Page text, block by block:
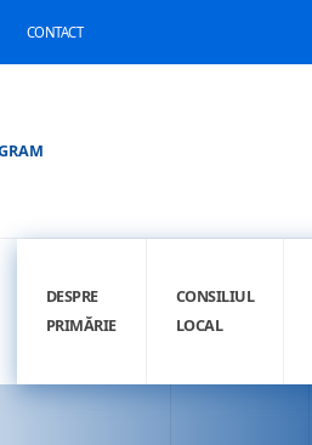
CONTACT
DESPRE
PRIMĂRIE
CONSILIUL
LOCAL